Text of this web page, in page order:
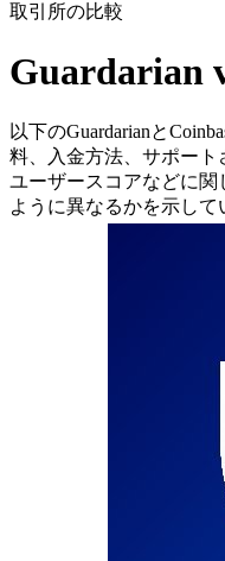
取引所の比較
Guardarian
以下のGuardarianと
料、入金方法、サポート
ユーザースコアなどに関
ように異なるかを示して